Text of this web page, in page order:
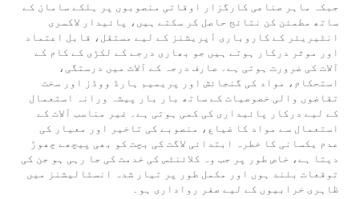
جبکہ ماہر صناعی کارگزار اوقاتی منصوبوں پر ہلکے سامان کے
ساتھ مطمئن کن نتائج حاصل کر سکتے ہیں، پائیدار لاکسری
انٹیریئر کے کاروباری آپریشنز کے لیے مستقل، قابل اعتماد
اور موثر درکار ہوتے ہیں جو بھاری درجے کے لکڑی کے کام کے
آلات کی ضرورت ہوتی ہے۔ صارف درجہ کے آلات میں درستگی،
استحکام، مواد کی گنجائش اور پریمیم ہارڈ ووڈز اور سخت
تقاضوں والی خصوصیات کے ساتھ بار بار پیشہ ورانہ استعمال
کے لیے درکار پائیداری کی کمی ہوتی ہے۔ غیر مناسب آلات کے
استعمال سے مواد کا ضیاع، منصوبے کی تاخیر اور معیار کی
عدم یکسانی کا خطرہ ابتدائی لاگت کی بچت کو بھی پیچھے چھوڑ
دیتا ہے، خاص طور پر جب وہ کلائنٹس کی خدمت کی جا رہی ہو جن کی
توقعات بلند ہوں اور مکمل طور پر تیار شدہ انسٹالیشنز میں
ظاہری خرابیوں کے لیے صفر رواداری ہو۔